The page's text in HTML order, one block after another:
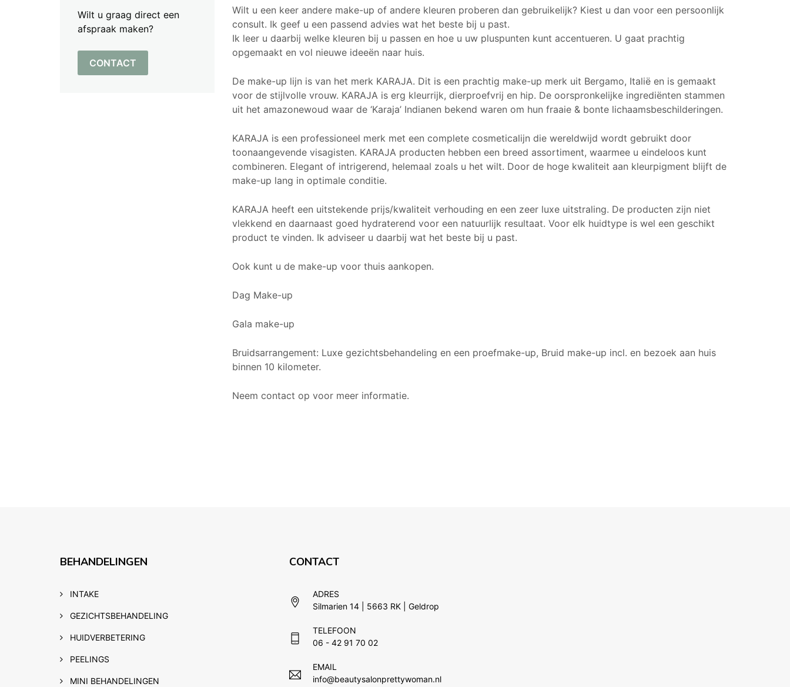
Wilt u graag direct een
afspraak maken?
CONTACT
Wilt u een keer andere make-up of andere kleuren proberen dan gebruikelijk? Kiest u dan voor een persoonlijk
consult. Ik geef u een passend advies wat het beste bij u past.
Ik leer u daarbij welke kleuren bij u passen en hoe u uw pluspunten kunt accentueren. U gaat prachtig
opgemaakt en vol nieuwe ideeën naar huis.
De make-up lijn is van het merk KARAJA. Dit is een prachtig make-up merk uit Bergamo, Italië en is gemaakt
voor de stijlvolle vrouw. KARAJA is erg kleurrijk, dierproefvrij en hip. De oorspronkelijke ingrediënten stammen
uit het amazonewoud waar de ‘Karaja’ Indianen bekend waren om hun fraaie & bonte lichaamsbeschilderingen.
KARAJA is een professioneel merk met een complete cosmeticalijn die wereldwijd wordt gebruikt door
toonaangevende visagisten. KARAJA producten hebben een breed assortiment, waarmee u eindeloos kunt
combineren. Elegant of intrigerend, helemaal zoals u het wilt. Door de hoge kwaliteit aan kleurpigment blijft de
make-up lang in optimale conditie.
KARAJA heeft een uitstekende prijs/kwaliteit verhouding en een zeer luxe uitstraling. De producten zijn niet
vlekkend en daarnaast goed hydraterend voor een natuurlijk resultaat. Voor elk huidtype is wel een geschikt
product te vinden. Ik adviseer u daarbij wat het beste bij u past.
Ook kunt u de make-up voor thuis aankopen.
Dag Make-up
Gala make-up
Bruidsarrangement: Luxe gezichtsbehandeling en een proefmake-up, Bruid make-up incl. en bezoek aan huis
binnen 10 kilometer.
Neem contact op voor meer informatie.
BEHANDELINGEN
INTAKE
GEZICHTSBEHANDELING
HUIDVERBETERING
PEELINGS
MINI BEHANDELINGEN
CONTACT
ADRES
Silmarien 14 | 5663 RK | Geldrop
TELEFOON
06 - 42 91 70 02
EMAIL
info@beautysalonprettywoman.nl